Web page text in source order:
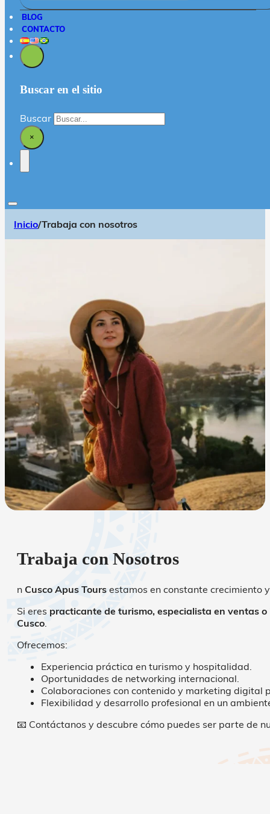
BLOG
CONTACTO
Buscar en el sitio
Buscar
×
Inicio/Trabaja con nosotros
Trabaja con Nosotros
n Cusco Apus Tours estamos en constante crecimiento
Si eres practicante de turismo, especialista en ventas
Cusco
Ofrecemos:
Experiencia práctica en turismo y hospitalidad.
Oportunidades de networking internacional.
Colaboraciones con contenido y marketing digital
Flexibilidad y desarrollo profesional en un
📧 Contáctanos y descubre cómo puedes ser parte de